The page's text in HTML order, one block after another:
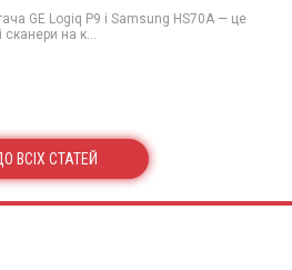
GE Logiq P9 і Samsung HS70A — це
сканери на к...
ВСІХ СТАТЕЙ